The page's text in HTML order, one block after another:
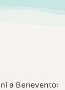
a Benevento: